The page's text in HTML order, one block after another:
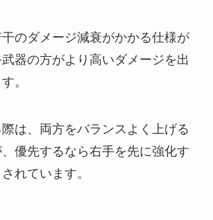
のダメージ減衰がかかる仕様が
器の方がより高いダメージを出
。
は、両方をバランスよく上げる
優先するなら右手を先に強化す
れています。